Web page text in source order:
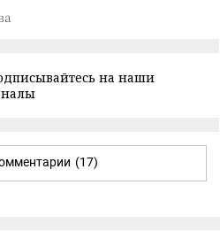
на наши
(17)